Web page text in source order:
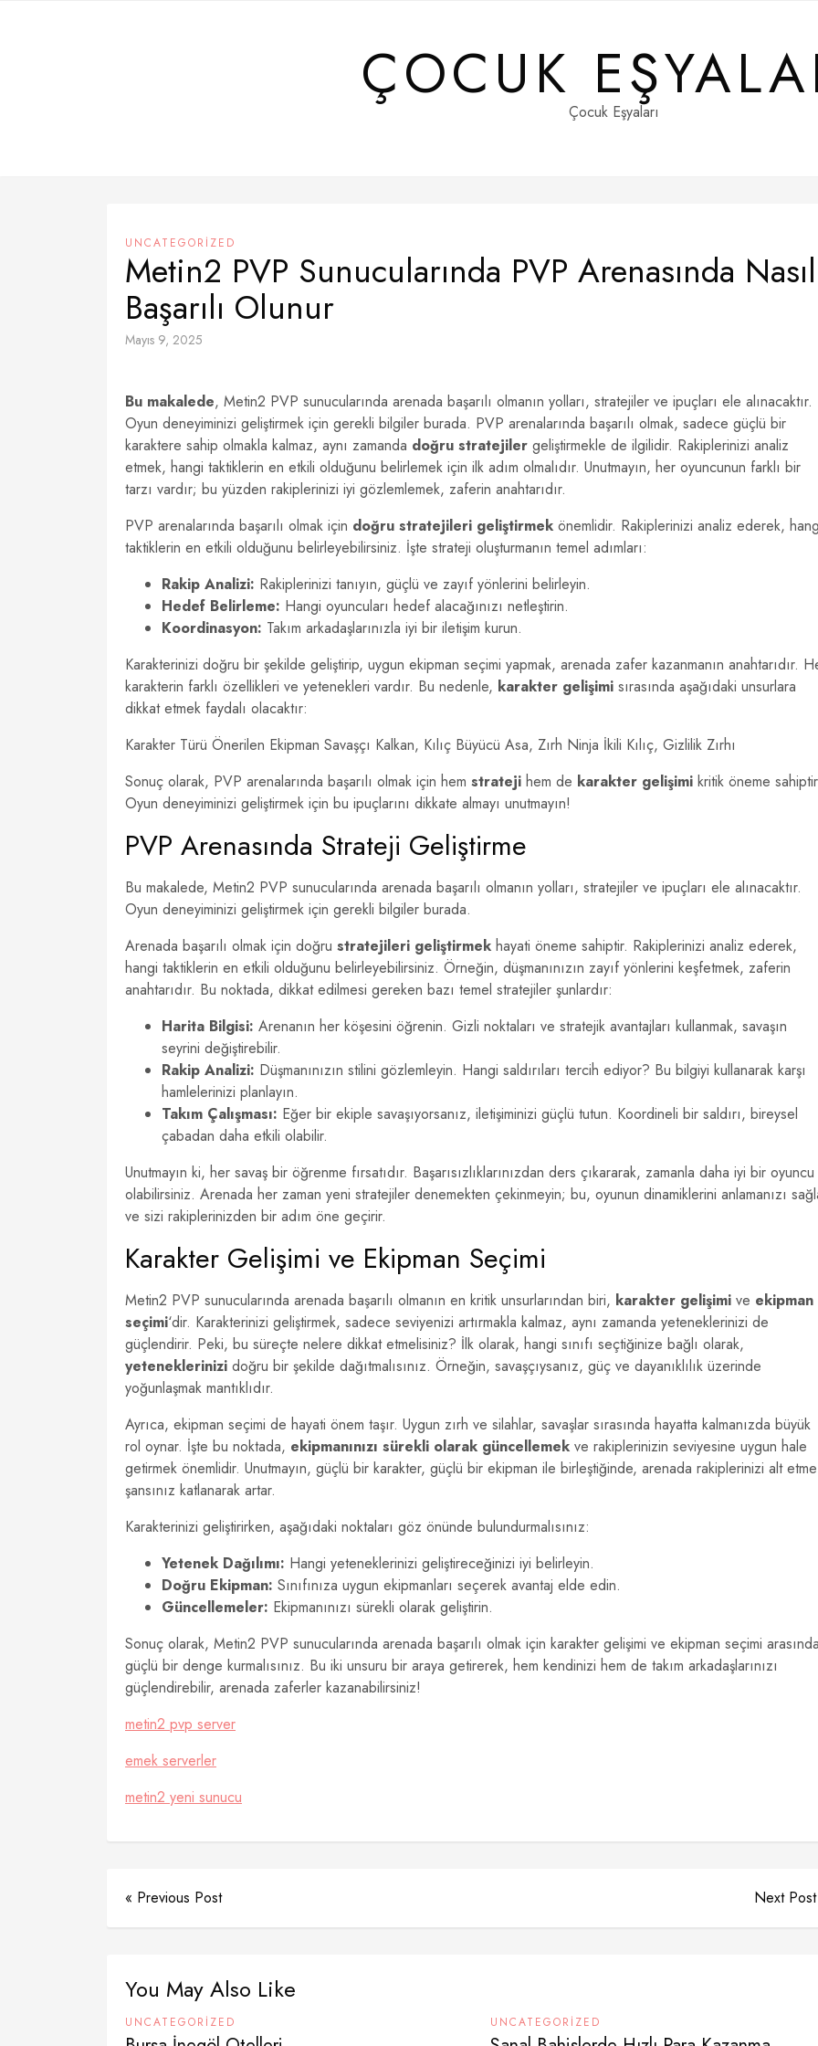
ÇOCUKÇocuk Eşyaları
UNCATEGORIZED
Metin2 PVP Sunucularında PVP Arenasında Nasıl
Başarılı Olunur
Mayıs 9, 2025
Bu makalede, Metin2 PVP sunucularında arenada başarılı olmanın yolları, stratejiler ve ipuçları ele alınacaktır.
Oyun deneyiminizi geliştirmek için gerekli bilgiler burada. PVP arenalarında başarılı olmak, sadece güçlü bir
karaktere sahip olmakla kalmaz, aynı zamanda doğru stratejiler geliştirmekle de ilgilidir. Rakiplerinizi analiz
etmek, hangi taktiklerin en etkili olduğunu belirlemek için ilk adım olmalıdır. Unutmayın, her oyuncunun farklı bir
tarzı vardır; bu yüzden rakiplerinizi iyi gözlemlemek, zaferin anahtarıdır.
PVP arenalarında başarılı olmak için doğru stratejileri geliştirmek önemlidir. Rakiplerinizi analiz ederek,
taktiklerin en etkili olduğunu belirleyebilirsiniz. İşte strateji oluşturmanın temel adımları:
Rakip Analizi: Rakiplerinizi tanıyın, güçlü ve zayıf yönlerini belirleyin.
Hedef Belirleme: Hangi oyuncuları hedef alacağınızı netleştirin.
Koordinasyon: Takım arkadaşlarınızla iyi bir iletişim kurun.
Karakterinizi doğru bir şekilde geliştirip, uygun ekipman seçimi yapmak, arenada zafer kazanmanın anahtarıdır.
karakterin farklı özellikleri ve yetenekleri vardır. Bu nedenle, karakter gelişimi sırasında aşağıdaki unsurlara
dikkat etmek faydalı olacaktır:
Karakter Türü Önerilen Ekipman Savaşçı Kalkan, Kılıç Büyücü Asa, Zırh Ninja İkili Kılıç, Gizlilik Zırhı
Sonuç olarak, PVP arenalarında başarılı olmak için hem strateji hem de karakter gelişimi kritik öneme
Oyun deneyiminizi geliştirmek için bu ipuçlarını dikkate almayı unutmayın!
PVP Arenasında Strateji Geliştirme
Bu makalede, Metin2 PVP sunucularında arenada başarılı olmanın yolları, stratejiler ve ipuçları ele alınacaktır.
Oyun deneyiminizi geliştirmek için gerekli bilgiler burada.
Arenada başarılı olmak için doğru stratejileri geliştirmek hayati öneme sahiptir. Rakiplerinizi analiz ederek,
hangi taktiklerin en etkili olduğunu belirleyebilirsiniz. Örneğin, düşmanınızın zayıf yönlerini keşfetmek, zaferin
anahtarıdır. Bu noktada, dikkat edilmesi gereken bazı temel stratejiler şunlardır:
Harita Bilgisi: Arenanın her köşesini öğrenin. Gizli noktaları ve stratejik avantajları kullanmak, savaşın
seyrini değiştirebilir.
Rakip Analizi: Düşmanınızın stilini gözlemleyin. Hangi saldırıları tercih ediyor? Bu bilgiyi kullanarak karşı
hamlelerinizi planlayın.
Takım Çalışması: Eğer bir ekiple savaşıyorsanız, iletişiminizi güçlü tutun. Koordineli bir saldırı, bireysel
çabadan daha etkili olabilir.
Unutmayın ki, her savaş bir öğrenme fırsatıdır. Başarısızlıklarınızdan ders çıkararak, zamanla daha iyi bir oyuncu
olabilirsiniz. Arenada her zaman yeni stratejiler denemekten çekinmeyin; bu, oyunun dinamiklerini anlamanızı
ve sizi rakiplerinizden bir adım öne geçirir.
Karakter Gelişimi ve Ekipman Seçimi
Metin2 PVP sunucularında arenada başarılı olmanın en kritik unsurlarından biri, karakter gelişimi ve ekipman
seçimi‘dir. Karakterinizi geliştirmek, sadece seviyenizi artırmakla kalmaz, aynı zamanda yeteneklerinizi de
güçlendirir. Peki, bu süreçte nelere dikkat etmelisiniz? İlk olarak, hangi sınıfı seçtiğinize bağlı olarak,
yeteneklerinizi doğru bir şekilde dağıtmalısınız. Örneğin, savaşçıysanız, güç ve dayanıklılık üzerinde
yoğunlaşmak mantıklıdır.
Ayrıca, ekipman seçimi de hayati önem taşır. Uygun zırh ve silahlar, savaşlar sırasında hayatta kalmanızda büyük
rol oynar. İşte bu noktada, ekipmanınızı sürekli olarak güncellemek ve rakiplerinizin seviyesine uygun hale
getirmek önemlidir. Unutmayın, güçlü bir karakter, güçlü bir ekipman ile birleştiğinde, arenada rakiplerinizi alt etme
şansınız katlanarak artar.
Karakterinizi geliştirirken, aşağıdaki noktaları göz önünde bulundurmalısınız:
Yetenek Dağılımı: Hangi yeteneklerinizi geliştireceğinizi iyi belirleyin.
Doğru Ekipman: Sınıfınıza uygun ekipmanları seçerek avantaj elde edin.
Güncellemeler: Ekipmanınızı sürekli olarak geliştirin.
Sonuç olarak, Metin2 PVP sunucularında arenada başarılı olmak için karakter gelişimi ve ekipman seçimi
güçlü bir denge kurmalısınız. Bu iki unsuru bir araya getirerek, hem kendinizi hem de takım arkadaşlarınızı
güçlendirebilir, arenada zaferler kazanabilirsiniz!
metin2 pvp server
emek serverler
metin2 yeni sunucu
« Previous Post Next
You May Also Like
UNCATEGORIZED UNCATEGORIZED